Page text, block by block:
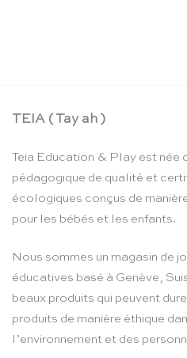
TEIA ( Tay ah )
Teia Education & Play est née
pédagogique de qualité et
écologiques conçus de
pour les bébés et les enfants.
Nous sommes un magasin de
éducatives basé à Genève,
beaux produits qui peuvent
produits de manière éthique
l’environnement et des